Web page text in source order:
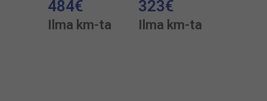
484€
Ilma km-ta
323€
Ilma km-ta